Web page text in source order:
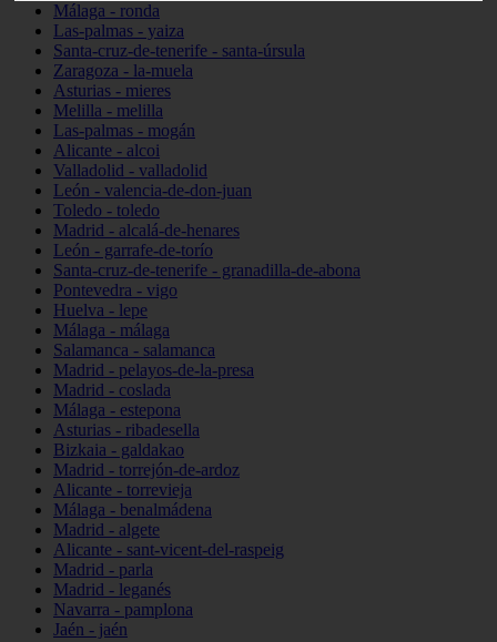
Málaga - ronda
Las-palmas - yaiza
Santa-cruz-de-tenerife - santa-úrsula
Zaragoza - la-muela
Asturias - mieres
Melilla - melilla
Las-palmas - mogán
Alicante - alcoi
Valladolid - valladolid
León - valencia-de-don-juan
Toledo - toledo
Madrid - alcalá-de-henares
León - garrafe-de-torío
Santa-cruz-de-tenerife - granadilla-de-abona
Pontevedra - vigo
Huelva - lepe
Málaga - málaga
Salamanca - salamanca
Madrid - pelayos-de-la-presa
Madrid - coslada
Málaga - estepona
Asturias - ribadesella
Bizkaia - galdakao
Madrid - torrejón-de-ardoz
Alicante - torrevieja
Málaga - benalmádena
Madrid - algete
Alicante - sant-vicent-del-raspeig
Madrid - parla
Madrid - leganés
Navarra - pamplona
Jaén - jaén